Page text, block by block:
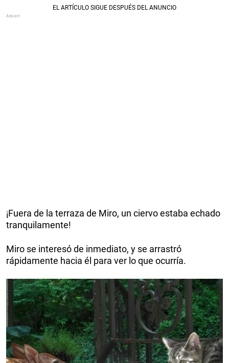
¡Fuera de la terraza de Miro, un ciervo estaba echado
tranquilamente!
Miro se interesó de inmediato, y se arrastró
rápidamente hacia él para ver lo que ocurría.